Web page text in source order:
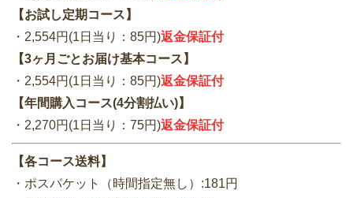
【お試し定期コース】
・2,554円(1日当り：85円)返金保証付
【3ヶ月ごとお届け基本コース】
・2,554円(1日当り：85円)返金保証付
【年間購入コース(4分割払い)】
・2,270円(1日当り：75円)返金保証付
【各コース送料】
・ポスパケット（時間指定無し）:181円